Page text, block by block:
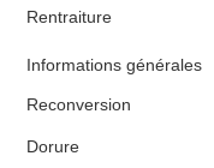
Rentraiture
Informations générales
Reconversion
Dorure